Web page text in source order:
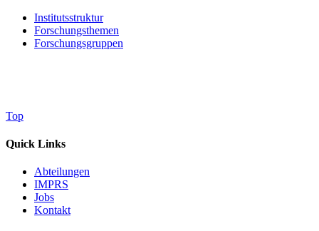
Institutsstruktur
Forschungsthemen
Forschungsgruppen
Top
Quick Links
Abteilungen
IMPRS
Jobs
Kontakt